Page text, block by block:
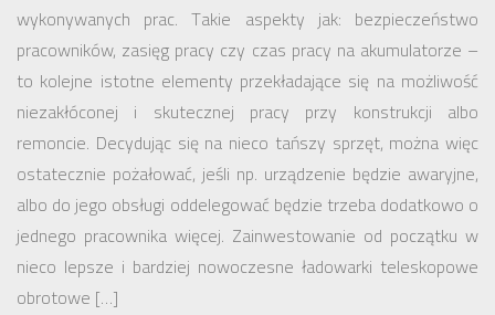
wykonywanych prac. Takie aspekty jak: bezpieczeństwo
pracowników, zasięg pracy czy czas pracy na akumulatorze –
to kolejne istotne elementy przekładające się na możliwość
niezakłóconej i skutecznej pracy przy konstrukcji albo
remoncie. Decydując się na nieco tańszy sprzęt, można więc
ostatecznie pożałować, jeśli np. urządzenie będzie awaryjne,
albo do jego obsługi oddelegować będzie trzeba dodatkowo o
jednego pracownika więcej. Zainwestowanie od początku w
nieco lepsze i bardziej nowoczesne ładowarki teleskopowe
obrotowe […]